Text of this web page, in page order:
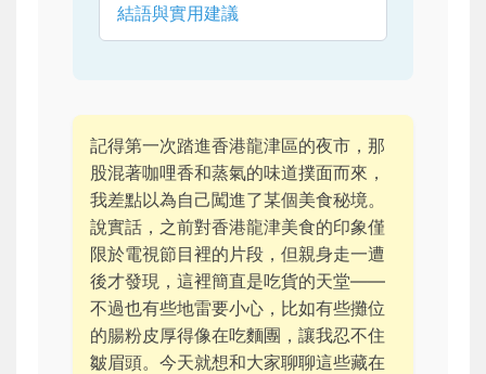
結語與實用建議
記得第一次踏進香港龍津區的夜市，那
股混著咖哩香和蒸氣的味道撲面而來，
我差點以為自己闖進了某個美食秘境。
說實話，之前對香港龍津美食的印象僅
限於電視節目裡的片段，但親身走一遭
後才發現，這裡簡直是吃貨的天堂——
不過也有些地雷要小心，比如有些攤位
的腸粉皮厚得像在吃麵團，讓我忍不住
皺眉頭。今天就想和大家聊聊這些藏在